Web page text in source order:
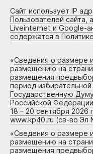
Сайт использует IP
Пользователей сайта,
Liveinternet и Google-
содержатся в
«Сведения о размере
размещению на
размещения
период
Государственную
Российской
18 – 20 сентября 2026
www.kp40.ru (св-во
«Сведения о размере
размещению на
размещения